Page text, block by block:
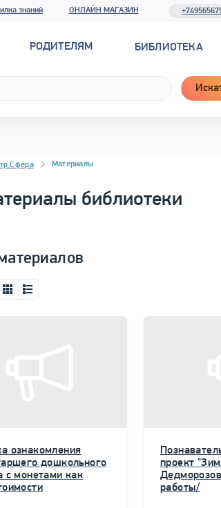
знаний ОНЛАЙН МАГАЗИН
РОДИТЕЛЯМ БИБЛИОТЕКА
Сфера Материалы
библиотеки
ознакомления
дошкольного
с монетами как
проект
работы/